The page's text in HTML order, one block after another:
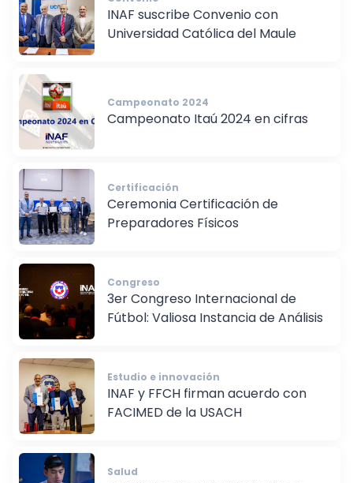
Convenio
INAF suscribe Convenio con
Campeonato 2024
Campeonato Itaú 2024 en cifras
Certificación
Ceremonia Certificación de
Preparadores Físicos
Congreso
3er Congreso Internacional de
Estudio e innovación
INAF y FFCH firman acuerdo con